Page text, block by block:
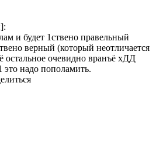
и будет 1ствено правельный
верный (который неотличается
остальное очевидно вранъё хДД
это надо пополамить.